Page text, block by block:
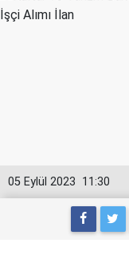
11:30
05 Eylül 2023